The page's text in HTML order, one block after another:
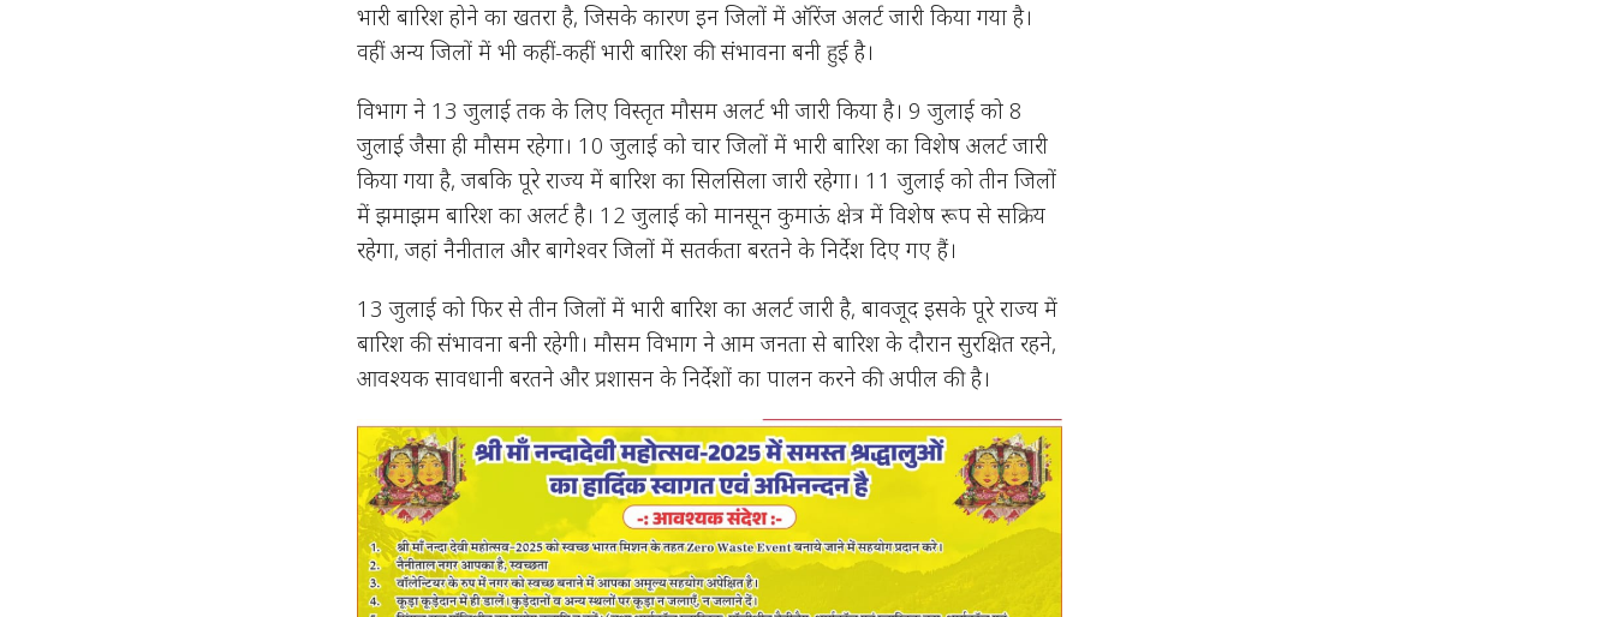
भारी बारिश होने का खतरा है, जिसके कारण इन जिलों में ऑरेंज अलर्ट जारी किया गया है।
वहीं अन्य जिलों में भी कहीं-कहीं भारी बारिश की संभावना बनी हुई है।
विभाग ने 13 जुलाई तक के लिए विस्तृत मौसम अलर्ट भी जारी किया है। 9 जुलाई को 8
जुलाई जैसा ही मौसम रहेगा। 10 जुलाई को चार जिलों में भारी बारिश का विशेष अलर्ट जारी
किया गया है, जबकि पूरे राज्य में बारिश का सिलसिला जारी रहेगा। 11 जुलाई को तीन जिलों
में झमाझम बारिश का अलर्ट है। 12 जुलाई को मानसून कुमाऊं क्षेत्र में विशेष रूप से सक्रिय
रहेगा, जहां नैनीताल और बागेश्वर जिलों में सतर्कता बरतने के निर्देश दिए गए हैं।
13 जुलाई को फिर से तीन जिलों में भारी बारिश का अलर्ट जारी है, बावजूद इसके पूरे राज्य में
बारिश की संभावना बनी रहेगी। मौसम विभाग ने आम जनता से बारिश के दौरान सुरक्षित रहने,
आवश्यक सावधानी बरतने और प्रशासन के निर्देशों का पालन करने की अपील की है।